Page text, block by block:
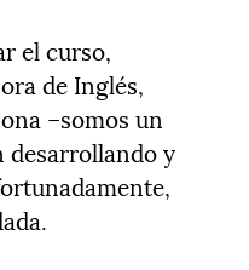
el curso,
de Inglés,
–somos un
desarrollando y